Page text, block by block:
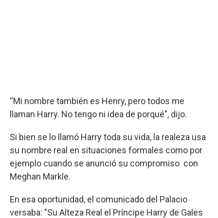
“Mi nombre también es Henry, pero todos me
llaman Harry. No tengo ni idea de porqué", dijo.
Si bien se lo llamó Harry toda su vida, la realeza usa
su nombre real en situaciones formales como por
ejemplo cuando se anunció su compromiso con
Meghan Markle.
En esa oportunidad, el comunicado del Palacio
versaba: "Su Alteza Real el Príncipe Harry de Gales